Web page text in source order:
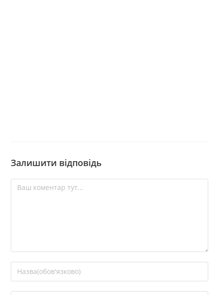
Залишити відповідь